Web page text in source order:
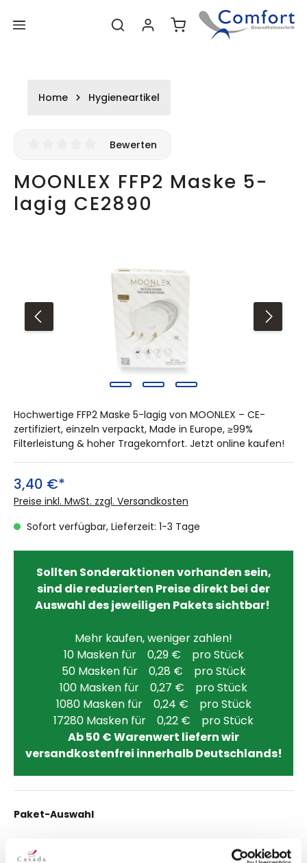
Hauptinhalt
FooterWarenkorb enthält 0
Home Hygieneartikel
Bewerten
MOONLEX FFP2 Maske 5-
lagig CE2890
Hochwertige FFP2 Maske 5-lagig von MOONLEX – CE-
zertifiziert, einzeln verpackt, Made in Europe, ≥99%
Filterleistung & hoher Tragekomfort. Jetzt online kaufen!
3,40 €*
Preise inkl. MwSt. zzgl. Versandkosten
Sofort verfügbar, Lieferzeit: 1-3 Tage
Sollten Sonderaktionen vorhanden sein,
sind die reduzierten Preise direkt bei der
Auswahl des jeweiligen Pakets sichtbar!
Mehr kaufen, weniger zahlen!
10 Masken für 0,29 € pro Stück
50 Masken für 0,28 € pro Stück
100 Masken für 0,27 € pro Stück
1080 Masken für 0,24 € pro Stück
17280 Masken für 0,22 € pro Stück
Ab 50 € Warenwert liefern wir
versandkostenfrei innerhalb Deutschlands!
Paket-Auswahlauswählen